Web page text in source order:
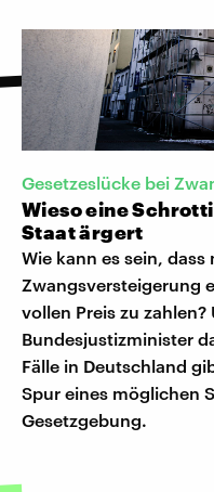
Gesetzeslücke bei
Wieso eine
Staat ärgert
Wie kann es sein,
Zwangsversteigerung
vollen Preis zu
Bundesjustizminister
Fälle in Deutschland
Spur eines möglichen
Gesetzgebung.